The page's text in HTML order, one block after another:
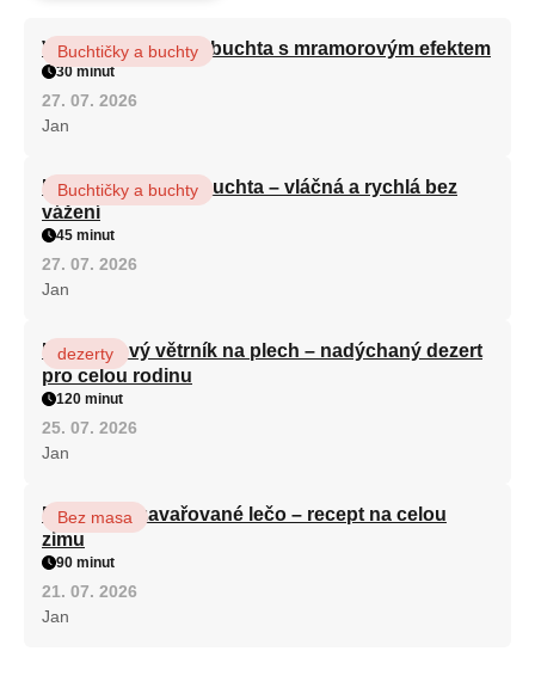
Vláčná olejová litá buchta s mramorovým efektem
Buchtičky a buchty
30 minut
27. 07. 2026
Jan
Hrnková maková buchta – vláčná a rychlá bez
vážení
Buchtičky a buchty
45 minut
27. 07. 2026
Jan
Karamelový větrník na plech – nadýchaný dezert
pro celou rodinu
dezerty
120 minut
25. 07. 2026
Jan
Babiččino zavařované lečo – recept na celou
zimu
Bez masa
90 minut
21. 07. 2026
Jan